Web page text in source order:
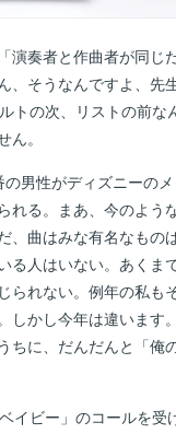
奏者と作曲者が同じ
そうなんですよ、先
トの次、リストの前な
ん。
男性がディズニーの
る。まあ、今のよう
、曲はみな有名なもの
る人はいない。あくま
れない。例年の私も
かし今年は違います
ちに、だんだんと「俺
ビー」のコールを受